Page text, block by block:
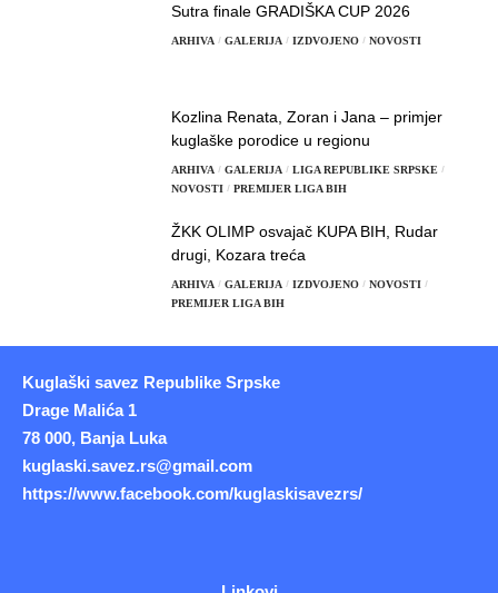
Sutra finale GRADIŠKA CUP 2026
ARHIVA GALERIJA IZDVOJENO NOVOSTI
Kozlina Renata, Zoran i Jana – primjer
kuglaške porodice u regionu
ARHIVA GALERIJA
LIGA REPUBLIKE SRPSKE
NOVOSTI
PREMIJER LIGA BIH
ŽKK OLIMP osvajač KUPA BIH, Rudar
drugi, Kozara treća
ARHIVA GALERIJA IZDVOJENO
NOVOSTI
PREMIJER LIGA BIH
Kuglaški savez Republike Srpske
Drage Malića 1
78 000, Banja Luka
kuglaski.savez.rs@gmail.com
https://www.facebook.com/kuglaskisavezrs/